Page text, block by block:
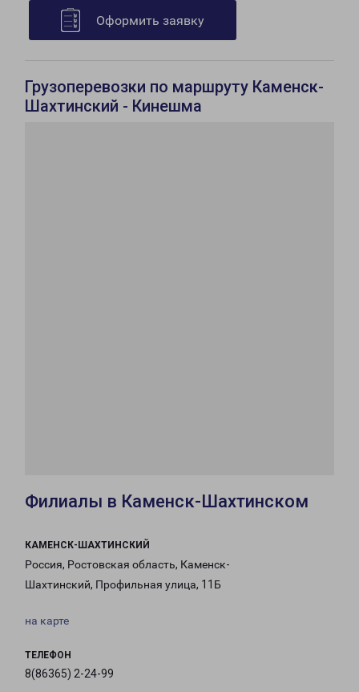
Оформить заявку
Грузоперевозки по маршруту Каменск-
Шахтинский - Кинешма
Филиалы в Каменск-Шахтинском
КАМЕНСК-ШАХТИНСКИЙ
Россия, Ростовская область, Каменск-
Шахтинский, Профильная улица, 11Б
на карте
ТЕЛЕФОН
8(86365) 2-24-99